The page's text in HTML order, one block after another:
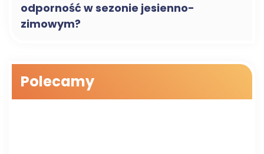
odporność w sezonie jesienno-
zimowym?
Polecamy